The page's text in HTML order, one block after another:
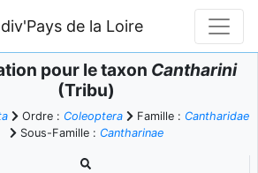
de la Loire
pour le taxon Cantharini
(Tribu)
Ordre : Coleoptera Famille : Cantharidae
Sous-Famille : Cantharinae